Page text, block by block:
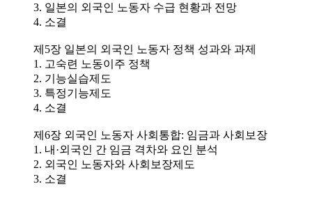
3. 일본의 외국인 노동자 수급 현황과 전망
4. 소결
제5장 일본의 외국인 노동자 정책 성과와 과제
1. 고숙련 노동이주 정책
2. 기능실습제도
3. 특정기능제도
4. 소결
제6장 외국인 노동자 사회통합: 임금과 사회보장
1. 내·외국인 간 임금 격차와 요인 분석
2. 외국인 노동자와 사회보장제도
3. 소결